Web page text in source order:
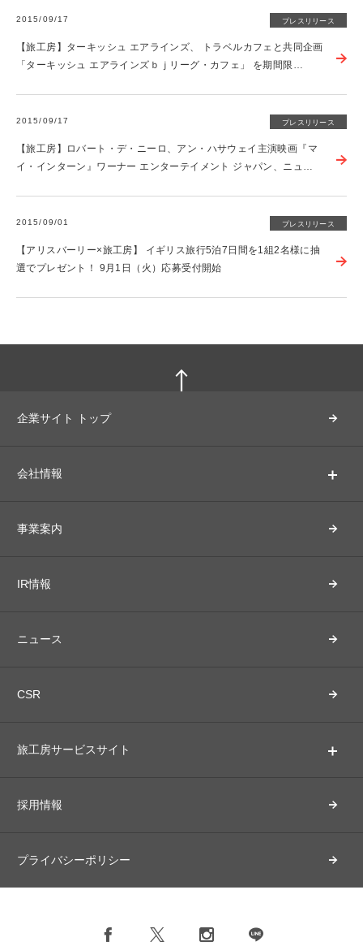
2015/09/17 プレスリリース
【旅工房】ターキッシュ エアラインズ、 トラベルカフェと共同企画
「ターキッシュ エアラインズｂｊリーグ・カフェ」 を期間限…
2015/09/17 プレスリリース
【旅工房】ロバート・デ・ニーロ、アン・ハサウェイ主演映画『マ
イ・インターン』ワーナー エンターテイメント ジャパン、ニュ…
2015/09/01 プレスリリース
【アリスバーリー×旅工房】 イギリス旅行5泊7日間を1組2名様に抽
選でプレゼント！ 9月1日（火）応募受付開始
企業サイト トップ
会社情報
事業案内
IR情報
ニュース
CSR
旅工房サービスサイト
採用情報
プライバシーポリシー